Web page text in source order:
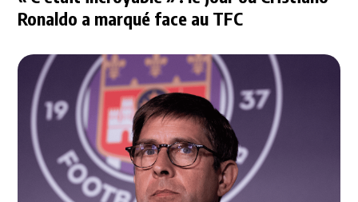
Ronaldo a marqué face au TFC